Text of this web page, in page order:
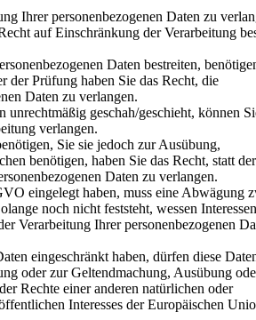
Ihrer personenbezogenen Daten zu
auf Einschränkung der Verarbeitung
Daten bestreiten,
der Prüfung haben Sie das Recht, die
Daten zu verlangen.
unrechtmäßig geschah/geschieht, können
verlangen.
Sie sie jedoch zur Ausübung,
benötigen, haben Sie das Recht, statt der
Daten zu verlangen.
eingelegt haben, muss eine Abwägung
noch nicht feststeht, wessen Interessen
Verarbeitung Ihrer personenbezogenen
eingeschränkt haben, dürfen diese
oder zur Geltendmachung, Ausübung
Rechte einer anderen natürlichen oder
Interesses der Europäischen